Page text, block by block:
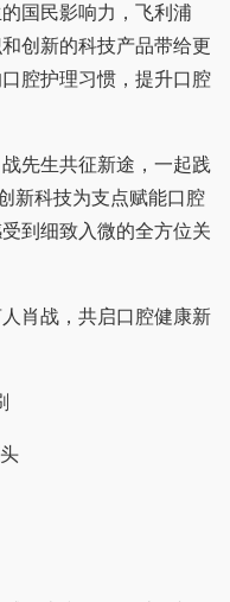
国民影响力，飞利浦
创新的科技产品带给更
腔护理习惯，提升口腔
先生共征新途，一起践
新科技为支点赋能口腔
到细致入微的全方位关
肖战，共启口腔健康新